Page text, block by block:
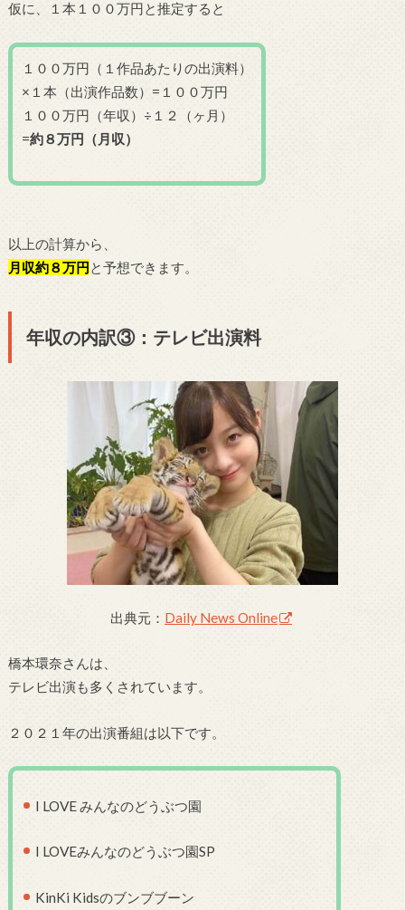
仮に、１本１００万円と推定すると
１００万円（１作品あたりの出演料）
×１本（出演作品数）=１００万円
１００万円（年収）÷１２（ヶ月）
=約８万円（月収）
以上の計算から、
月収約８万円と予想できます。
年収の内訳③：テレビ出演料
出典元： Daily News Online
橋本環奈さんは、
テレビ出演も多くされています。
２０２１年の出演番組は以下です。
I LOVE みんなのどうぶつ園
I LOVEみんなのどうぶつ園SP
KinKi Kidsのブンブブーン